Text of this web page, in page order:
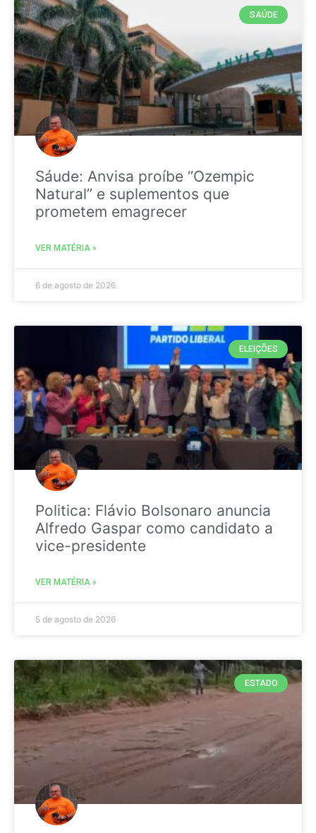
SAÚDE
Sáude: Anvisa proíbe “Ozempic
Natural” e suplementos que
prometem emagrecer
VER MATÉRIA »
6 de agosto de 2026
ELEIÇÕES
Politica: Flávio Bolsonaro anuncia
Alfredo Gaspar como candidato a
vice-presidente
VER MATÉRIA »
5 de agosto de 2026
ESTADO